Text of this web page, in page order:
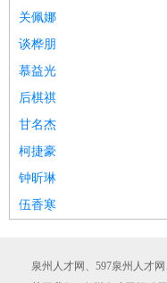
关佩娜
谈桦朋
慕益光
后棋祺
甘名杰
柯捷豪
钟昕琳
伍香寒
泉州人才网、597泉州人才